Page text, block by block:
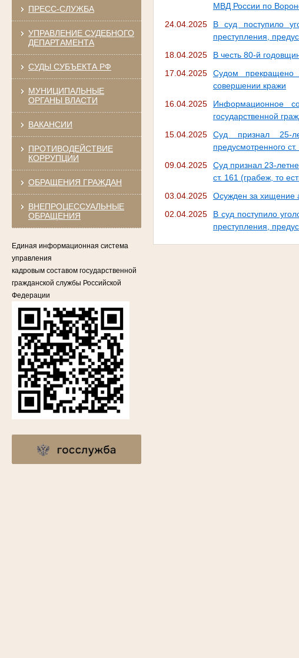
ПРЕСС-СЛУЖБА
УПРАВЛЕНИЕ СУДЕБНОГО
ДЕПАРТАМЕНТА
СУДЫ СУБЪЕКТА РФ
МУНИЦИПАЛЬНЫЕ
ОРГАНЫ ВЛАСТИ
ВАКАНСИИ
ПРОТИВОДЕЙСТВИЕ
КОРРУПЦИИ
ОБРАЩЕНИЯ ГРАЖДАН
ВНЕПРОЦЕССУАЛЬНЫЕ
ОБРАЩЕНИЯ
Единая информационная система
управления
кадровым составом государственной
гражданской службы Российской
Федерации
МВД России по
24.04.2025
В суд поступило
преступления,
18.04.2025
В честь 80-й
17.04.2025
Судом прекращено
совершении кражи
16.04.2025
Информационное
государственной
15.04.2025
Суд признал 25-
предусмотренного
09.04.2025
Суд признал 23-
ст. 161 (грабеж, то
03.04.2025
Осужден за хищение
02.04.2025
В суд поступило
преступления,